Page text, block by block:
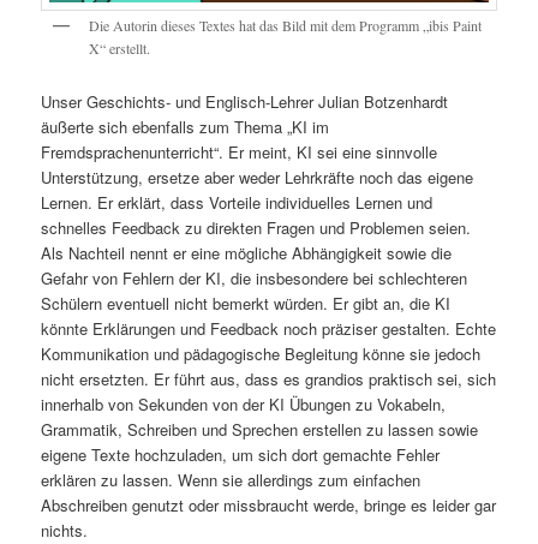
Die Autorin dieses Textes hat das Bild mit dem Programm „ibis Paint
X“ erstellt.
Unser Geschichts- und Englisch-Lehrer Julian Botzenhardt
äußerte sich ebenfalls zum Thema „KI im
Fremdsprachenunterricht“. Er meint, KI sei eine sinnvolle
Unterstützung, ersetze aber weder Lehrkräfte noch das eigene
Lernen. Er erklärt, dass Vorteile individuelles Lernen und
schnelles Feedback zu direkten Fragen und Problemen seien.
Als Nachteil nennt er eine mögliche Abhängigkeit sowie die
Gefahr von Fehlern der KI, die insbesondere bei schlechteren
Schülern eventuell nicht bemerkt würden. Er gibt an, die KI
könnte Erklärungen und Feedback noch präziser gestalten. Echte
Kommunikation und pädagogische Begleitung könne sie jedoch
nicht ersetzten. Er führt aus, dass es grandios praktisch sei, sich
innerhalb von Sekunden von der KI Übungen zu Vokabeln,
Grammatik, Schreiben und Sprechen erstellen zu lassen sowie
eigene Texte hochzuladen, um sich dort gemachte Fehler
erklären zu lassen. Wenn sie allerdings zum einfachen
Abschreiben genutzt oder missbraucht werde, bringe es leider gar
nichts.